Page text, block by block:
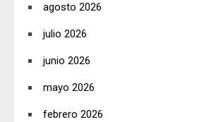
agosto 2026
julio 2026
junio 2026
mayo 2026
febrero 2026